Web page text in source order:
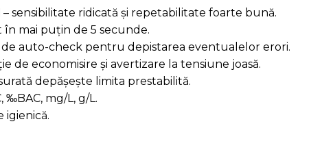
– sensibilitate ridicată și repetabilitate foarte bună.
mai puțin de 5 secunde.
de auto-check pentru depistarea eventualelor erori.
de economisire și avertizare la tensiune joasă.
depășește limita prestabilită.
‰BAC, mg/L, g/L.